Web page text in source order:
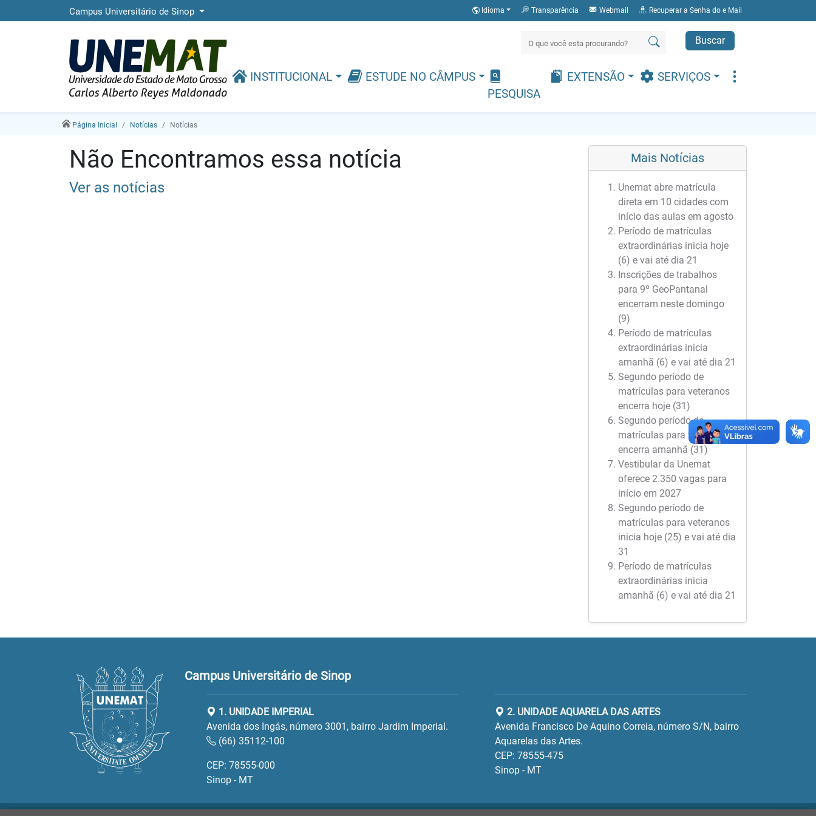
Campus Universitário de Sinop Idioma Transparência Webmail Recuperar a Senha do e Mail
Buscar
INSTITUCIONAL
ESTUDE NO CÂMPUS
PESQUISA
EXTENSÃO SERVIÇOS
Página Inicial Notícias Notícias
Não Encontramos essa notícia
Ver as notícias
Mais Notícias
Unemat abre matrícula
direta em 10 cidades com
início das aulas em agosto
Período de matrículas
extraordinárias inicia hoje
(6) e vai até dia 21
Inscrições de trabalhos
para 9º GeoPantanal
encerram neste domingo
(9)
Período de matrículas
extraordinárias inicia
amanhã (6) e vai até dia 21
Segundo período de
matrículas para veteranos
encerra hoje (31)
Segundo período de
matrículas para veteranos
encerra amanhã (31)
Vestibular da Unemat
oferece 2.350 vagas para
início em 2027
Segundo período de
matrículas para veteranos
inicia hoje (25) e vai até dia
31
Período de matrículas
extraordinárias inicia
amanhã (6) e vai até dia 21
Campus Universitário de Sinop
1. UNIDADE IMPERIAL
Avenida dos Ingás, número 3001, bairro Jardim Imperial.
(66) 35112-100
CEP: 78555-000
Sinop - MT
2. UNIDADE AQUARELA DAS ARTES
Avenida Francisco De Aquino Correia, número S/N, bairro
Aquarelas das Artes.
CEP: 78555-475
Sinop - MT